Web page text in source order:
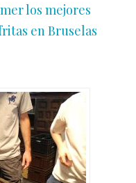
los mejores
en Bruselas